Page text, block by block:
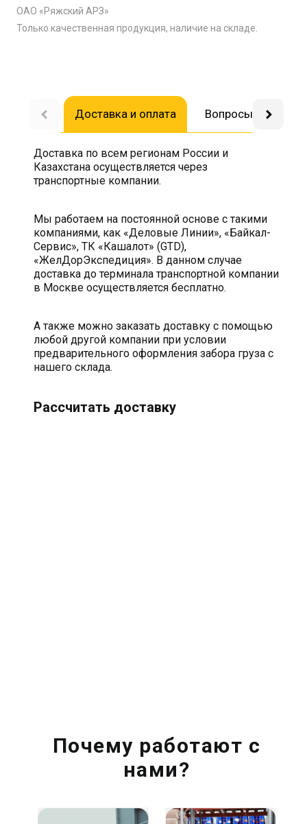
ОАО «Ряжский АРЗ»
Только качественная продукция, наличие на складе.
Доставка и оплата Вопросы-ответы
Доставка по всем регионам России и
Казахстана осуществляется через
транспортные компании.
Мы работаем на постоянной основе с такими
компаниями, как «Деловые Линии», «Байкал-
Сервис», ТК «Кашалот» (GTD),
«ЖелДорЭкспедиция». В данном случае
доставка до терминала транспортной компании
в Москве осуществляется бесплатно.
А также можно заказать доставку с помощью
любой другой компании при условии
предварительного оформления забора груза с
нашего склада.
Рассчитать доставку
Почему работают с
нами?